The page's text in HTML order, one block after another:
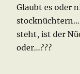
Glaubt es oder
stocknüchtern…
steht, ist der
oder…???